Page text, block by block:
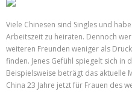
Viele Chinesen sind Singles und
Arbeitszeit zu heiraten. Dennoch
weiteren Freunden weniger als
finden. Jenes Gefühl spiegelt sich
Beispielsweise beträgt das aktuelle
China 23 Jahre jetzt für Frauen des